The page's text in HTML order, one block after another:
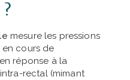
mesure les pressions
en cours de
réponse à la
rectal (mimant